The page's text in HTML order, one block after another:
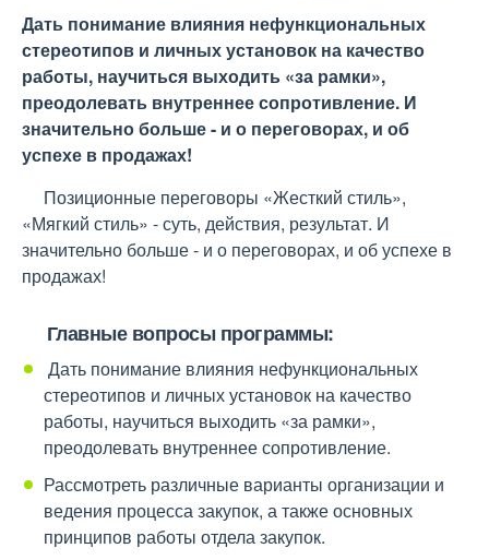
Дать понимание влияния нефункциональных
стереотипов и личных установок на качество
работы, научиться выходить «за рамки»,
преодолевать внутреннее сопротивление. И
значительно больше - и о переговорах, и об
успехе в продажах!
Позиционные переговоры «Жесткий стиль»,
«Мягкий стиль» - суть, действия, результат. И
значительно больше - и о переговорах, и об успехе в
продажах!
Главные вопросы программы:
Дать понимание влияния нефункциональных
стереотипов и личных установок на качество
работы, научиться выходить «за рамки»,
преодолевать внутреннее сопротивление.
Рассмотреть различные варианты организации и
ведения процесса закупок, а также основных
принципов работы отдела закупок.